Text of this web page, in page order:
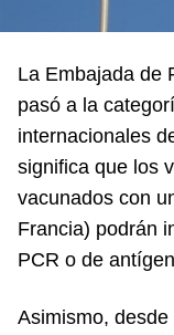
La Embajada de
pasó a la
internacionales
significa que los
vacunados con
Francia) podrán
PCR o de
Asimismo,